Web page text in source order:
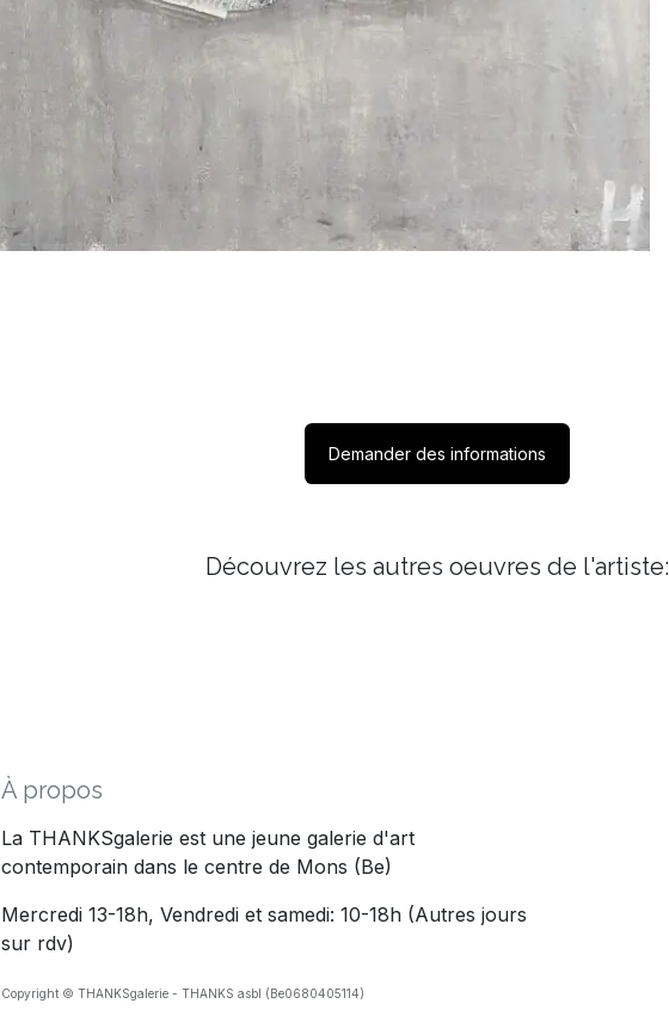
Demander des informations
Découvrez les autres oeuvres de l'artiste:
À propos
La THANKSgalerie est une jeune galerie d'art
contemporain dans le centre de Mons (Be)
Mercredi 13-18h, Vendredi et samedi: 10-18h (Autres jours
sur rdv)
Copyright © THANKSgalerie - THANKS asbl (Be0680405114)